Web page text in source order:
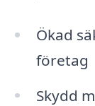
Ökad
företag
Skydd